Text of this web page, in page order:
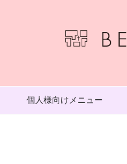
個人様向けメニュー